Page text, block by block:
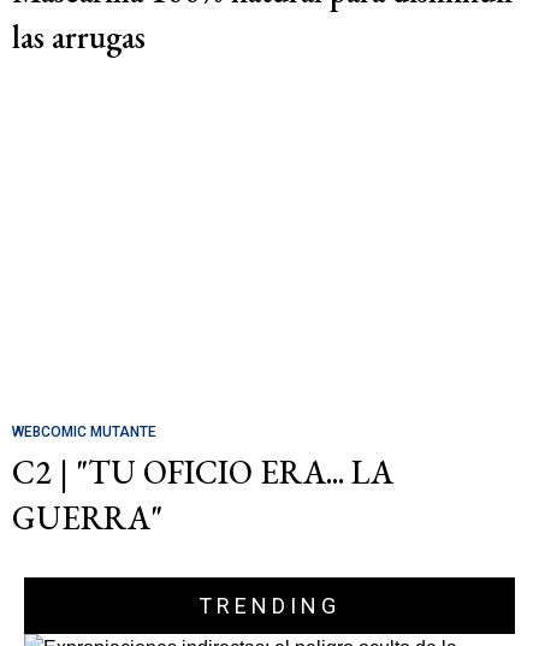
las arrugas
WEBCOMIC MUTANTE
C2 | "TU OFICIO ERA... LA
GUERRA"
TRENDING